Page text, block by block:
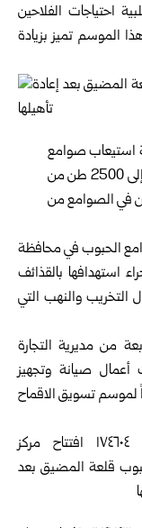
من 1500 يومياً لتلبية احتياجات الفلاحين
الموسم تميز بزيادة
استيعاب صوامع
كفربهم، كذلك خلال ‏الأسبوعين المقبلين إلى 2500 طن من
في ‏الصوامع من
الحبوب في محافظة
من الخدمة منذ ‏العام 2015 جراء استهدافها بالقذائف
التخريب والنهب التي
من مديرية التجارة
أعمال صيانة وتجهيز
تسويق الاقماح